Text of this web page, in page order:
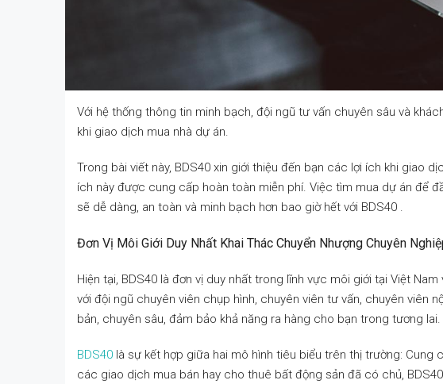
Với hệ thống thông tin minh bạch, đội ngũ tư vấn chuyên sâu và
khi giao dịch mua nhà dự án.
Trong bài viết này, BDS40 xin giới thiệu đến bạn các lợi ích khi giao
ích này được cung cấp hoàn toàn miễn phí. Việc tìm mua dự án để
sẽ dễ dàng, an toàn và minh bạch hơn bao giờ hết với BDS40 .
Đơn Vị Môi Giới Duy Nhất Khai Thác Chuyển Nhượng Chuyên
Hiện tại, BDS40 là đơn vị duy nhất trong lĩnh vực môi giới tại Việt
với đội ngũ chuyên viên chụp hình, chuyên viên tư vấn, chuyên viên
bản, chuyên sâu, đảm bảo khả năng ra hàng cho bạn trong tương lai.
BDS40 là sự kết hợp giữa hai mô hình tiêu biểu trên thị trường:
các giao dịch mua bán hay cho thuê bất động sản đã có chủ,